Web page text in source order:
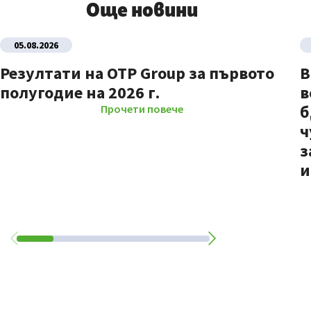
Още новини
05.08.2026
Резултати на OTP Group за първото
полугодие на 2026 г.
Прочети повече